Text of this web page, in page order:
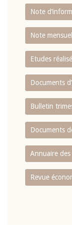
Note
Note
Etudes
Documents
Bulletin
Documents
Annuaire
Revue